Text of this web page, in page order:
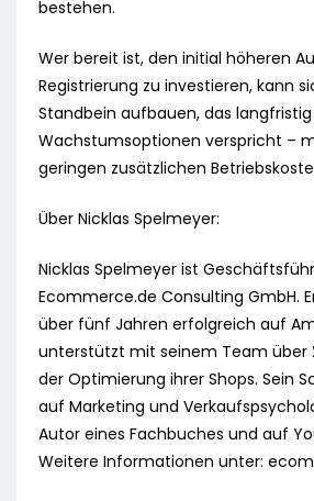
bestehen.
Wer bereit ist, den initial höheren
Registrierung zu investieren, kann
Standbein aufbauen, das
Wachstumsoptionen verspricht –
geringen zusätzlichen
Über Nicklas Spelmeyer:
Nicklas Spelmeyer ist
Ecommerce.de Consulting GmbH.
über fünf Jahren erfolgreich auf
unterstützt mit seinem Team über
der Optimierung ihrer Shops. Sein
auf Marketing und
Autor eines Fachbuches und auf
Weitere Informationen unter: